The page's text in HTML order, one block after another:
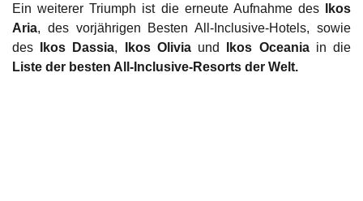
Ein weiterer Triumph ist die erneute Aufnahme des
Ikos
Aria, des vorjährigen Besten All-Inclusive-Hotels, sowie
des
Ikos Dassia, Ikos Oliviaund Ikos Oceaniain die
Liste der besten All-Inclusive-Resorts der Welt.